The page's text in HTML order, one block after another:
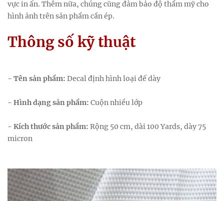
vực in ấn. Thêm nữa, chúng cũng đảm bảo độ thẩm mỹ cho
hình ảnh trên sản phẩm cần ép.
Thông số kỹ thuật
- Tên sản phẩm: Decal định hình loại đế dày
- Hình dạng sản phẩm: Cuộn nhiều lớp
- Kích thước sản phẩm: Rộng 50 cm, dài 100 Yards, dày 75
micron